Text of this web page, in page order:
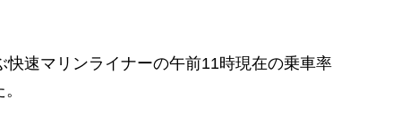
速マリンライナーの午前11時現在の乗車率